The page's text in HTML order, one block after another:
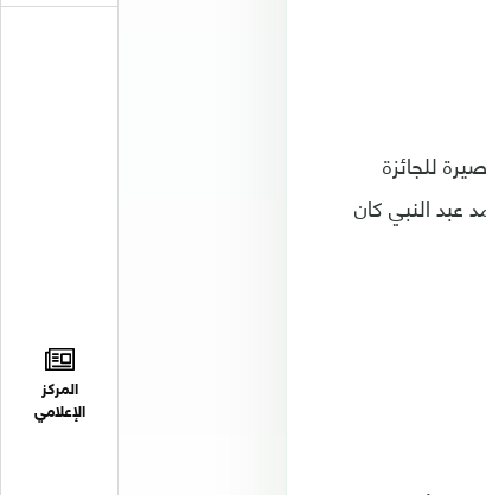
المركز
الإعلامي
للجائزة
أن الكاتب محمد عبد النبي كان